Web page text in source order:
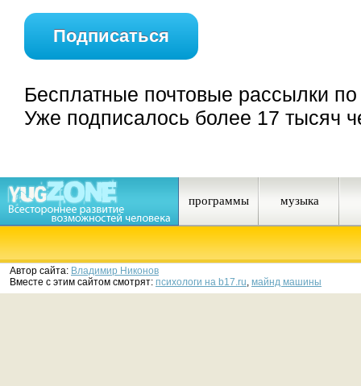
Подписаться
Бесплатные почтовые рассылки
Уже подписалось более 17 тысяч
программы музыка
Автор сайта: Владимир Никонов
Вместе с этим сайтом смотрят: психологи на b17.ru, майнд машины